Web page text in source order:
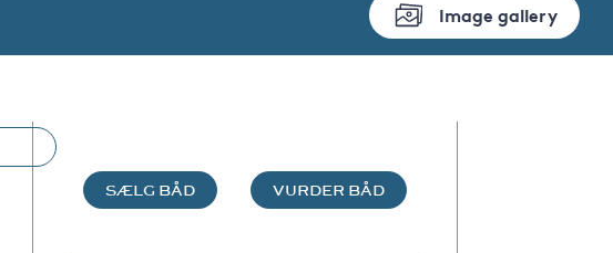
Image gallery
SÆLG BÅD VURDER BÅD